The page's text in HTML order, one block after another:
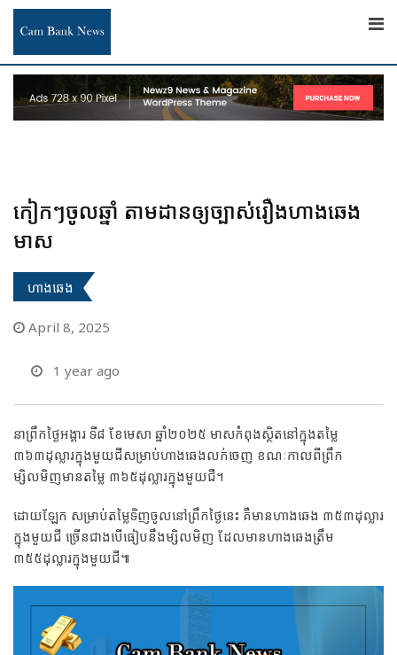
Skip
content
កៀកៗចូលឆ្នាំ តាមដានឲ្យច្បាស់រឿងហាងឆេង
មាស
ហាងឆេង
April 8, 2025
1 year ago
នាព្រឹកថ្ងៃអង្គារ ទី៨ ខែមេសា ឆ្នាំ២០២៥ មាសកំពុងស្ថិតនៅក្នុងតម្លៃ
៣៦៣ដុល្លារក្នុងមួយជីសម្រាប់ហាងឆេងលក់ចេញ ខណៈកាលពីព្រឹក
ម្សិលមិញមានតម្លៃ ៣៦៥ដុល្លារក្នុងមួយជី។
ដោយឡែក សម្រាប់តម្លៃទិញចូលនៅព្រឹកថ្ងៃនេះ គឺមានហាងឆេង ៣៥៣ដុល្លារ
ក្នុងមួយជី ច្រើនជាងបើធៀបនឹងម្សិលមិញ ដែលមានហាងឆេងត្រឹម
៣៥៥ដុល្លារក្នុងមួយជី៕